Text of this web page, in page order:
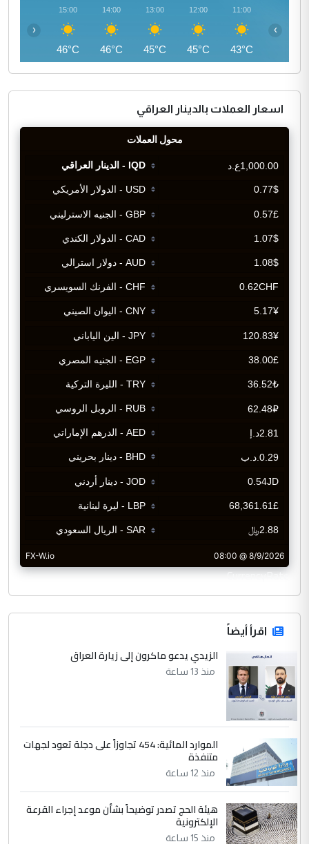
11:00
43°C
12:00
45°C
13:00
45°C
14:00
46°C
15:00
46°C
‹ ›
اسعار العملات بالدينار العراقي
CurrencyRate
اقرأ أيضاً
الزيدي يدعو ماكرون إلى زيارة العراق
منذ 13 ساعة
الموارد المائية: 454 تجاوزاً على دجلة تعود لجهات
متنفذة
منذ 12 ساعة
هيئة الحج تصدر توضيحاً بشأن موعد إجراء القرعة
الإلكترونية
منذ 15 ساعة